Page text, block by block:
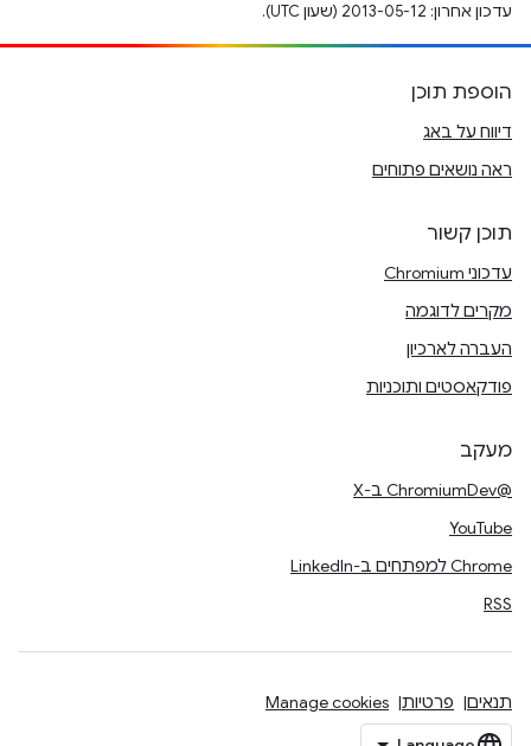
עדכון אחרון: 2013-05-12 (שעון UTC).
הוספת תוכן
דיווח על באג
ראה נושאים פתוחים
תוכן קשור
עדכוני Chromium
מקרים לדוגמה
העברה לארכיון
פודקאסטים ותוכניות
מעקב
@ChromiumDev ב-X
YouTube
Chrome למפתחים ב-LinkedIn
RSS
תנאים פרטיות Manage cookies